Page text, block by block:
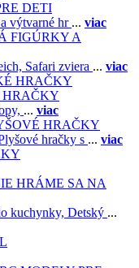
DETI
výtvarné hr ... viac
FIGÚRKY A
Safari zviera ... viac
HRAČKY
... viac
HRAČKY
hračky s ... viac
HRÁME SA NA
kuchynky, Detský ...